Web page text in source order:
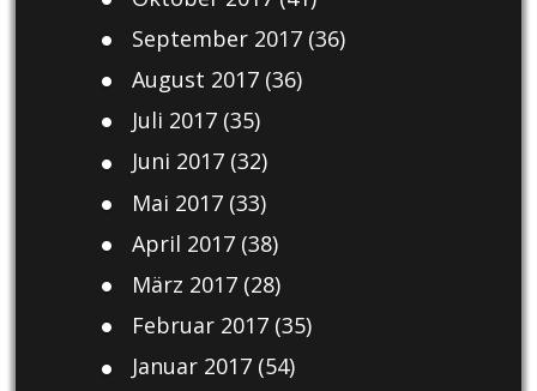
September 2017(36)
August 2017(36)
Juli 2017(35)
Juni 2017(32)
Mai 2017(33)
April 2017(38)
März 2017(28)
Februar 2017(35)
Januar 2017(54)